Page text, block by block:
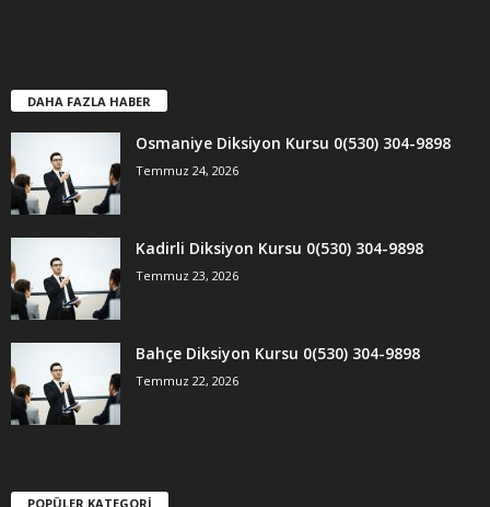
DAHA FAZLA HABER
Osmaniye Diksiyon Kursu 0(530) 304-9898
Temmuz 24, 2026
Kadirli Diksiyon Kursu 0(530) 304-9898
Temmuz 23, 2026
Bahçe Diksiyon Kursu 0(530) 304-9898
Temmuz 22, 2026
POPÜLER KATEGORİ